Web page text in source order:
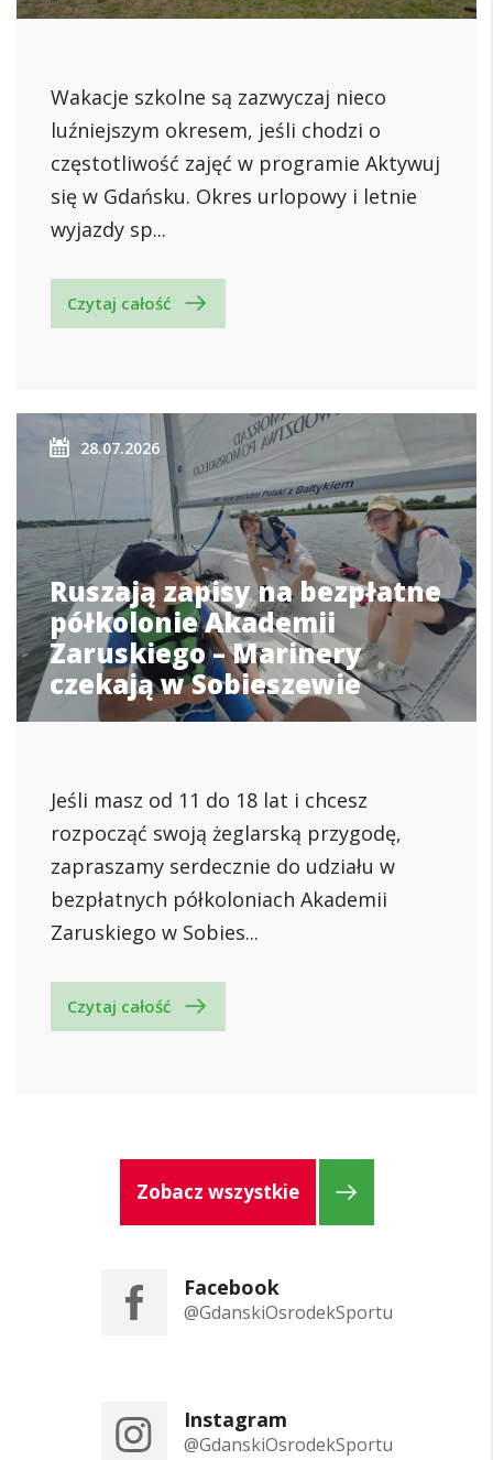
Wakacje szkolne są zazwyczaj nieco
luźniejszym okresem, jeśli chodzi o
częstotliwość zajęć w programie Aktywuj
się w Gdańsku. Okres urlopowy i letnie
wyjazdy sp...
Czytaj całość
28.07.2026
Ruszają zapisy na bezpłatne
półkolonie Akademii
Zaruskiego – Marinery
czekają w Sobieszewie
Jeśli masz od 11 do 18 lat i chcesz
rozpocząć swoją żeglarską przygodę,
zapraszamy serdecznie do udziału w
bezpłatnych półkoloniach Akademii
Zaruskiego w Sobies...
Czytaj całość
Zobacz wszystkie
Facebook
@GdanskiOsrodekSportu
Instagram
@GdanskiOsrodekSportu